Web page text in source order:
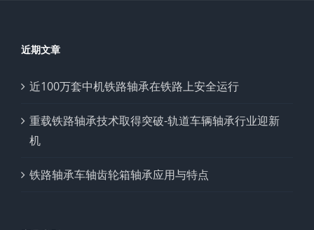
近期文章
近100万套中机铁路轴承在铁路上安全运行
重载铁路轴承技术取得突破-轨道车辆轴承行业迎新
机
铁路轴承车轴齿轮箱轴承应用与特点